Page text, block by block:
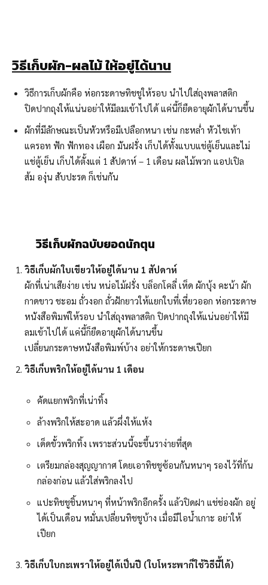
วิธีเก็บผัก-ผลไม้ ให้อยู่ได้นาน
วิธีการเก็บผักคือ ห่อกระดาษทิชชูให้รอบ นำไปใส่ถุงพลาสติก
ปิดปากถุงให้แน่นอย่าให้มีลมเข้าไปได้ แค่นี้ก็ยืดอายุผักได้นานขึ้น
ผักที่มีลักษณะเป็นหัวหรือมีเปลือกหนา เช่น กะหล่ำ หัวไชเท้า
แครอท ฟัก ฟักทอง เผือก มันฝรั่ง เก็บได้ทั้งแบบแช่ตู้เย็นและไม่
แช่ตู้เย็น เก็บได้ตั้งแต่ 1 สัปดาห์ – 1 เดือน ผลไม้พวก แอปเปิล
ส้ม องุ่น สับปะรด ก็เช่นกัน
วิธีเก็บผักฉบับยอดนักตุน
วิธีเก็บผักใบเขียวให้อยู่ได้นาน 1 สัปดาห์
ผักที่เน่าเสียง่าย เช่น หน่อไม้ฝรั่ง บล็อกโคลี่ เห็ด ผักบุ้ง คะน้า ผัก
กาดขาว ชะอม ถั่วงอก ถั่วฝักยาวให้แยกใบที่เหี่ยวออก ห่อกระดาษ
หนังสือพิมพ์ให้รอบ นำใส่ถุงพลาสติก ปิดปากถุงให้แน่นอย่าให้มี
ลมเข้าไปได้ แค่นี้ก็ยืดอายุผักได้นานขึ้น
เปลี่ยนกระดาษหนังสือพิมพ์บ้าง อย่าให้กระดาษเปียก
วิธีเก็บพริกให้อยู่ได้นาน 1 เดือน
คัดแยกพริกที่เน่าทิ้ง
ล้างพริกให้สะอาด แล้วผึ่งให้แห้ง
เด็ดขั้วพริกทิ้ง เพราะส่วนนี้จะขึ้นราง่ายที่สุด
เตรียมกล่องสุญญากาศ โดยเอาทิชชูซ้อนกันหนาๆ รองไว้ที่ก้น
กล่องก่อน แล้วใส่พริกลงไป
แปะทิชชูชิ้นหนาๆ ที่หน้าพริกอีกครั้ง แล้วปิดฝา แช่ช่องผัก อยู่
ได้เป็นเดือน หมั่นเปลี่ยนทิชชูบ้าง เมื่อมีไอน้ำเกาะ อย่าให้
เปียก
วิธีเก็บใบกะเพราให้อยู่ได้เป็นปี (ใบโหระพาก็ใช้วิธีนี้ได้)